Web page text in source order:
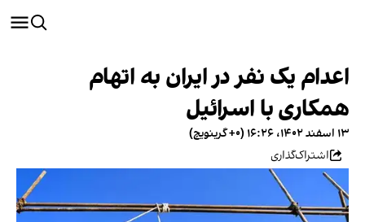
اعدام یک نفر در ایران به اتهام
همکاری با اسرائیل
۱۳ اسفند ۱۴۰۲، ۱۶:۲۶ (‎+۰ گرینویچ)
اشتراک‌گذاری